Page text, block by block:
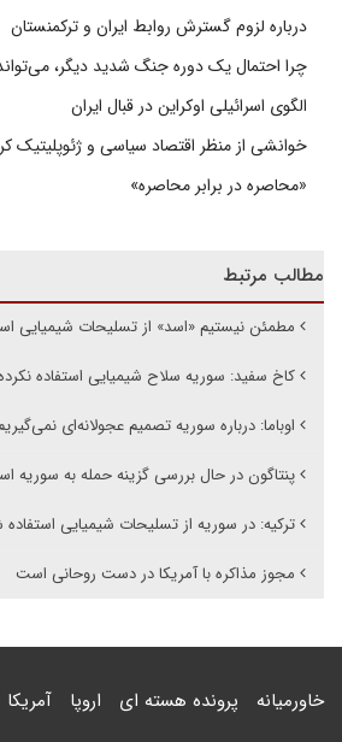
درباره لزوم گسترش روابط ایران و ترکمنستان
چرا احتمال یک دوره جنگ شدید دیگر، می‌تواند
الگوی اسرائیلی اوکراین در قبال ایران
خوانشی از منظر اقتصاد سیاسی و ژئوپلیتیک
«محاصره در برابر محاصره»
مطالب مرتبط
مطمئن نیستیم «اسد» از تسلیحات شیمیایی
کاخ سفید: سوریه سلاح شیمیایی استفاده
اوباما: درباره سوریه تصمیم عجولانه‌ای
پنتاگون در حال بررسی گزینه حمله به سوریه
ترکیه: در سوریه از تسلیحات شیمیایی
مجوز مذاکره با آمریکا در دست روحانی است
خاورمیانه پرونده هسته ای اروپا آمریکا